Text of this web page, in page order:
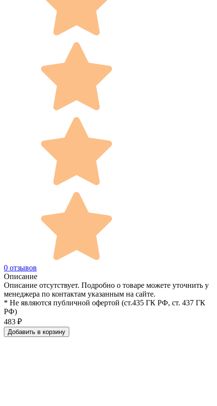
0 отзывов
Описание
Описание отсутствует. Подробно о товаре можете уточнить у
менеджера по контактам указанным на сайте.
* Не являются публичной офертой (ст.435 ГК РФ, cт. 437 ГК
РФ)
483 ₽
Добавить в корзину